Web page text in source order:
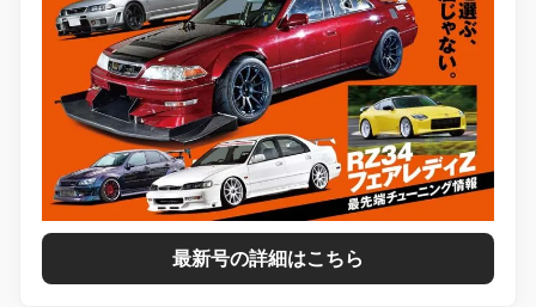
最新号の詳細はこちら